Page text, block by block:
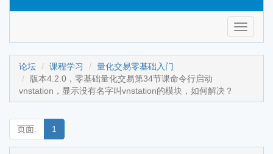
Toggle
论坛 课程学习
量化交易零基础入门
版本4.2.0，零基础量化交易第34节课命令行启动
vnstation，显示没有名字叫vnstation的模块，如何解决？
页面: 1